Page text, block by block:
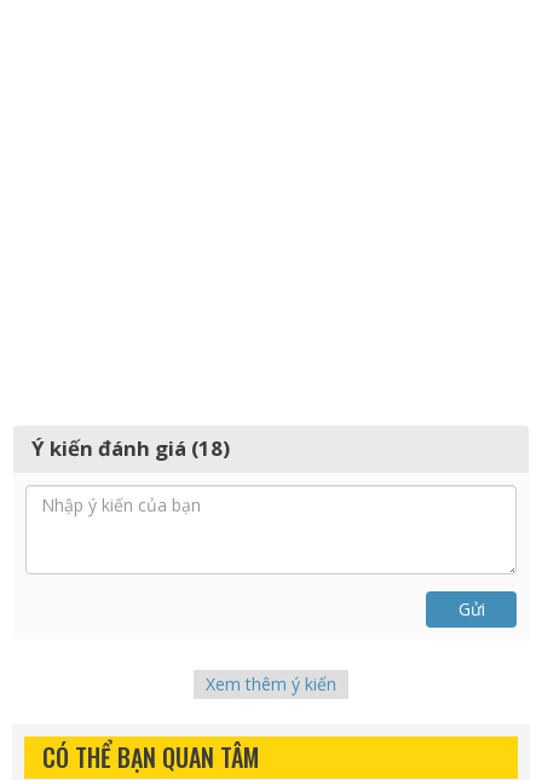
Ý kiến đánh giá (18)
Gửi
Xem thêm ý kiến
CÓ THỂ BẠN QUAN TÂM